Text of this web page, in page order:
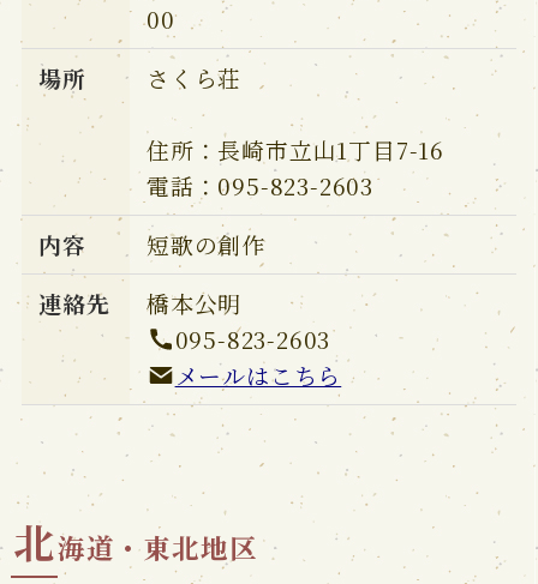
00
場所
さくら荘
住所：長崎市立山1丁目7-16
電話：095-823-2603
内容
短歌の創作
連絡先
橋本公明
095-823-2603
メールはこちら
北海道・東北地区